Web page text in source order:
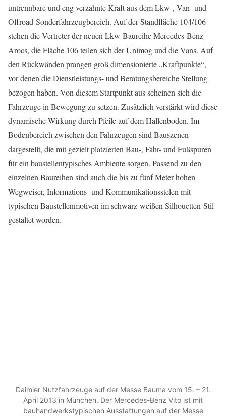
untrennbare und eng verzahnte Kraft aus dem Lkw-, Van- und
Offroad-Sonderfahrzeugbereich. Auf der Standfläche 104/106
stehen die Vertreter der neuen Lkw-Baureihe Mercedes-Benz
Arocs, die Fläche 106 teilen sich der Unimog und die Vans. Auf
den Rückwänden prangen groß dimensionierte „Kraftpunkte“,
vor denen die Dienstleistungs- und Beratungsbereiche Stellung
bezogen haben. Von diesem Startpunkt aus scheinen sich die
Fahrzeuge in Bewegung zu setzen. Zusätzlich verstärkt wird diese
dynamische Wirkung durch Pfeile auf dem Hallenboden. Im
Bodenbereich zwischen den Fahrzeugen sind Bauszenen
dargestellt, die mit gezielt platzierten Bau-, Fahr- und Fußspuren
für ein baustellentypisches Ambiente sorgen. Passend zu den
einzelnen Baureihen sind auch die bis zu fünf Meter hohen
Wegweiser, Informations- und Kommunikationsstelen mit
typischen Baustellenmotiven im schwarz-weißen Silhouetten-Stil
gestaltet worden.
Daimler Nutzfahrzeuge auf der Messe Bauma vom 15. – 21.
April 2013 in München. Der Mercedes-Benz Vito ist mit
bauhandwerkstypischen Ausstattungen auf der Messe